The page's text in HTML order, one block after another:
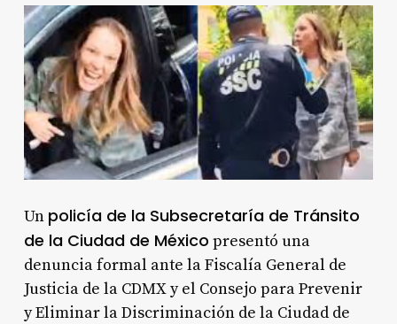
Un policía de la Subsecretaría de Tránsito
de la Ciudad de México presentó una
denuncia formal ante la Fiscalía General de
Justicia de la CDMX y el Consejo para Prevenir
y Eliminar la Discriminación de la Ciudad de